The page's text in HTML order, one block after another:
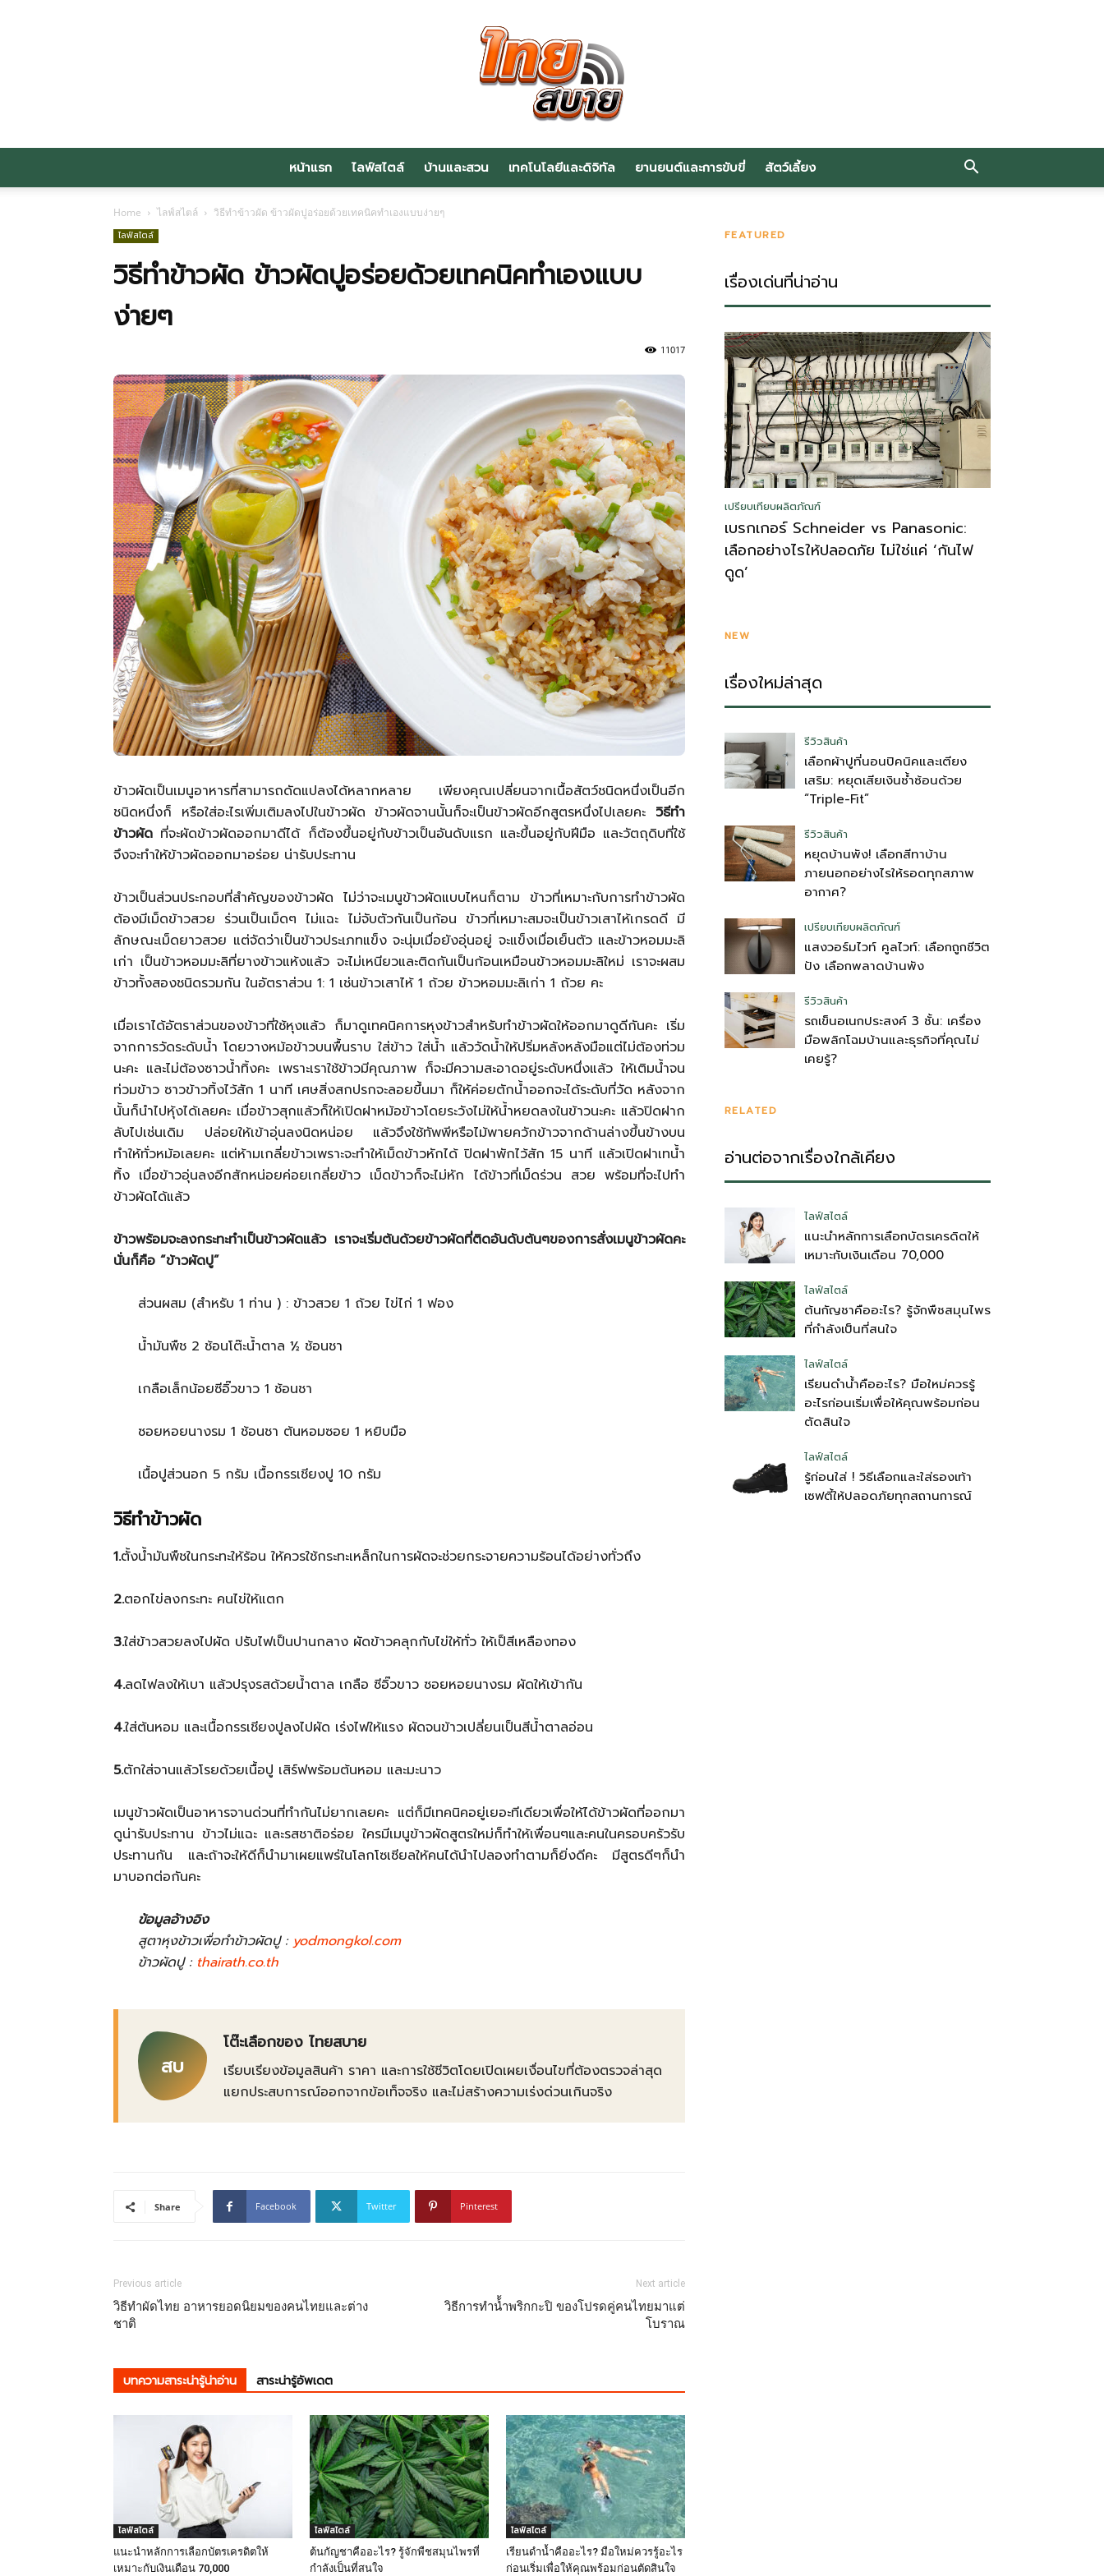
รู้
วา
ไร
ไทย
สบาย(ดอท)คอม
หน้าแรก ไลฟ์สไตล์ บ้านและสวน เทคโนโลยีและดิจิทัล ยานยนต์และการขับขี่ สัตว์เลี้ยง
Home ไลฟ์สไตล์ วิธีทำข้าวผัด ข้าวผัดปูอร่อยด้วยเทคนิคทำเองแบบง่ายๆ
ไลฟ์สไตล์
วิธีทำข้าวผัด ข้าวผัดปูอร่อยด้วยเทคนิคทำเองแบบ
ง่ายๆ
11017
ข้าวผัดเป็นเมนูอาหารที่สามารถดัดแปลงได้หลากหลาย เพียงคุณเปลี่ยนจากเนื้อสัตว์ชนิดหนึ่งเป็นอีก
ชนิดหนึ่งก็ หรือใส่อะไรเพิ่มเติมลงไปในข้าวผัด ข้าวผัดจานนั้นก็จะเป็นข้าวผัดอีกสูตรหนึ่งไปเลยคะ วิธีทำ
ข้าวผัด ที่จะผัดข้าวผัดออกมาดีได้ ก็ต้องขึ้นอยู่กับข้าวเป็นอันดับแรก และขึ้นอยู่กับฝีมือ และวัตถุดิบที่ใช้
จึงจะทำให้ข้าวผัดออกมาอร่อย น่ารับประทาน
ข้าวเป็นส่วนประกอบที่สำคัญของข้าวผัด ไม่ว่าจะเมนูข้าวผัดแบบไหนก็ตาม ข้าวที่เหมาะกับการทำข้าวผัด
ต้องมีเม็ดข้าวสวย ร่วนเป็นเม็ดๆ ไม่แฉะ ไม่จับตัวกันเป็นก้อน ข้าวที่เหมาะสมจะเป็นข้าวเสาไห้เกรดดี มี
ลักษณะเม็ดยาวสวย แต่จัดว่าเป็นข้าวประเภทแข็ง จะนุ่มเมื่อยังอุ่นอยู่ จะแข็งเมื่อเย็นตัว และข้าวหอมมะลิ
เก่า เป็นข้าวหอมมะลิที่ยางข้าวแห้งแล้ว จะไม่เหนียวและติดกันเป็นก้อนเหมือนข้าวหอมมะลิใหม่ เราจะผสม
ข้าวทั้งสองชนิดรวมกัน ในอัตราส่วน 1: 1 เช่นข้าวเสาไห้ 1 ถ้วย ข้าวหอมมะลิเก่า 1 ถ้วย คะ
เมื่อเราได้อัตราส่วนของข้าวที่ใช้หุงแล้ว ก็มาดูเทคนิคการหุงข้าวสำหรับทำข้าวผัดให้ออกมาดูดีกันคะ เริ่ม
จากการวัดระดับน้ำ โดยวางหม้อข้าวบนพื้นราบ ใส่ข้าว ใส่น้ำ แล้ววัดน้ำให้ปริ่มหลังหลังมือแต่ไม่ต้องท่วม
นะคะ และไม่ต้องซาวน้ำทิ้งคะ เพราะเราใช้ข้าวมีคุณภาพ ก็จะมีความสะอาดอยู่ระดับหนึ่งแล้ว ให้เติมน้ำจน
ท่วมข้าว ซาวข้าวทิ้งไว้สัก 1 นาที เศษสิ่งสกปรกจะลอยขึ้นมา ก็ให้ค่อยตักน้ำออกจะได้ระดับที่วัด หลังจาก
นั้นก็นำไปหุ้งได้เลยคะ เมื่อข้าวสุกแล้วก็ให้เปิดฝาหม้อข้าวโดยระวังไม่ให้น้ำหยดลงในข้าวนะคะ แล้วปิดฝาก
ลับไปเช่นเดิม ปล่อยให้เข้าอุ่นลงนิดหน่อย แล้วจึงใช้ทัพพีหรือไม้พายควักข้าวจากด้านล่างขึ้นข้างบน
ทำให้ทั่วหม้อเลยคะ แต่ห้ามเกลี่ยข้าวเพราะจะทำให้เม็ดข้าวหักได้ ปิดฝาพักไว้สัก 15 นาที แล้วเปิดฝาเทน้ำ
ทิ้ง เมื่อข้าวอุ่นลงอีกสักหน่อยค่อยเกลี่ยข้าว เม็ดข้าวก็จะไม่หัก ได้ข้าวที่เม็ดร่วน สวย พร้อมที่จะไปทำ
ข้าวผัดได้แล้ว
ข้าวพร้อมจะลงกระทะทำเป็นข้าวผัดแล้ว เราจะเริ่มต้นด้วยข้าวผัดที่ติดอันดับต้นๆของการสั่งเมนูข้าวผัดคะ
นั่นก็คือ “ข้าวผัดปู”
ส่วนผสม (สำหรับ 1 ท่าน ) : ข้าวสวย 1 ถ้วย ไข่ไก่ 1 ฟอง
น้ำมันพืช 2 ช้อนโต๊ะน้ำตาล ½ ช้อนชา
เกลือเล็กน้อยซีอิ๊วขาว 1 ช้อนชา
ซอยหอยนางรม 1 ช้อนชา ต้นหอมซอย 1 หยิบมือ
เนื้อปูส่วนอก 5 กรัม เนื้อกรรเชียงปู 10 กรัม
วิธีทำข้าวผัด
1.ตั้งน้ำมันพืชในกระทะให้ร้อน ให้ควรใช้กระทะเหล็กในการผัดจะช่วยกระจายความร้อนได้อย่างทั่วถึง
2.ตอกไข่ลงกระทะ คนไข่ให้แตก
3.ใส่ข้าวสวยลงไปผัด ปรับไฟเป็นปานกลาง ผัดข้าวคลุกกับไข่ให้ทั่ว ให้เป็สีเหลืองทอง
4.ลดไฟลงให้เบา แล้วปรุงรสด้วยน้ำตาล เกลือ ซีอิ๊วขาว ซอยหอยนางรม ผัดให้เข้ากัน
4.ใส่ต้นหอม และเนื้อกรรเชียงปูลงไปผัด เร่งไฟให้แรง ผัดจนข้าวเปลี่ยนเป็นสีน้ำตาลอ่อน
5.ตักใส่จานแล้วโรยด้วยเนื้อปู เสิร์ฟพร้อมต้นหอม และมะนาว
เมนูข้าวผัดเป็นอาหารจานด่วนที่ทำกันไม่ยากเลยคะ แต่ก็มีเทคนิคอยู่เยอะทีเดียวเพื่อให้ได้ข้าวผัดที่ออกมา
ดูน่ารับประทาน ข้าวไม่แฉะ และรสชาติอร่อย ใครมีเมนูข้าวผัดสูตรใหม่ก็ทำให้เพื่อนๆและคนในครอบครัวรับ
ประทานกัน และถ้าจะให้ดีก็นำมาเผยแพร่ในโลกโซเซียลให้คนได้นำไปลองทำตามก็ยิ่งดีคะ มีสูตรดีๆก็นำ
มาบอกต่อกันคะ
ข้อมูลอ้างอิง
สูตาหุงข้าวเพื่อทำข้าวผัดปู : yodmongkol.com
ข้าวผัดปู : thairath.co.th
สบ
โต๊ะเลือกของ ไทยสบาย
เรียบเรียงข้อมูลสินค้า ราคา และการใช้ชีวิตโดยเปิดเผยเงื่อนไขที่ต้องตรวจล่าสุด
แยกประสบการณ์ออกจากข้อเท็จจริง และไม่สร้างความเร่งด่วนเกินจริง
Share Facebook Twitter Pinterest
Previous article
วิธีทำผัดไทย อาหารยอดนิยมของคนไทยและต่าง
ชาติ
Next article
วิธีการทำน้้ำพริกกะปิ ของโปรดคู่คนไทยมาแต่
โบราณ
บทความสาระน่ารู้น่าอ่าน สาระน่ารู้อัพเดต
ไลฟ์สไตล์
แนะนำหลักการเลือกบัตรเครดิตให้
เหมาะกับเงินเดือน 70,000
ไลฟ์สไตล์
ต้นกัญชาคืออะไร? รู้จักพืชสมุนไพรที่
กำลังเป็นที่สนใจ
ไลฟ์สไตล์
เรียนดำน้ำคืออะไร? มือใหม่ควรรู้อะไร
ก่อนเริ่มเพื่อให้คุณพร้อมก่อนตัดสินใจ
FEATURED
เรื่องเด่นที่น่าอ่าน
เปรียบเทียบผลิตภัณฑ์
เบรกเกอร์ Schneider vs Panasonic:
เลือกอย่างไรให้ปลอดภัย ไม่ใช่แค่ ‘กันไฟ
ดูด’
NEW
เรื่องใหม่ล่าสุด
รีวิวสินค้า
เลือกผ้าปูที่นอนปิคนิคและเตียง
เสริม: หยุดเสียเงินซ้ำซ้อนด้วย
“Triple-Fit”
รีวิวสินค้า
หยุดบ้านพัง! เลือกสีทาบ้าน
ภายนอกอย่างไรให้รอดทุกสภาพ
อากาศ?
เปรียบเทียบผลิตภัณฑ์
แสงวอร์มไวท์ คูลไวท์: เลือกถูกชีวิต
ปัง เลือกพลาดบ้านพัง
รีวิวสินค้า
รถเข็นอเนกประสงค์ 3 ชั้น: เครื่อง
มือพลิกโฉมบ้านและธุรกิจที่คุณไม่
เคยรู้?
RELATED
อ่านต่อจากเรื่องใกล้เคียง
ไลฟ์สไตล์
แนะนำหลักการเลือกบัตรเครดิตให้
เหมาะกับเงินเดือน 70,000
ไลฟ์สไตล์
ต้นกัญชาคืออะไร? รู้จักพืชสมุนไพร
ที่กำลังเป็นที่สนใจ
ไลฟ์สไตล์
เรียนดำน้ำคืออะไร? มือใหม่ควรรู้
อะไรก่อนเริ่มเพื่อให้คุณพร้อมก่อน
ตัดสินใจ
ไลฟ์สไตล์
รู้ก่อนใส่ ! วิธีเลือกและใส่รองเท้า
เซฟตี้ให้ปลอดภัยทุกสถานการณ์